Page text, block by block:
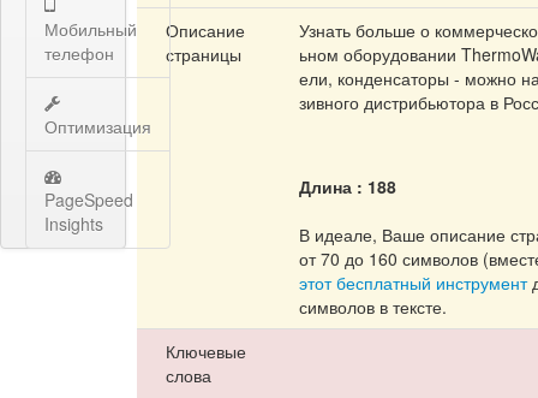
Мобильный
телефон
Оптимизация
PageSpeed
Insights
Описание
страницы
Узнать больше о
ьном оборудовании
ели, конденсаторы - можно
зивного дистрибьютора в
Длина : 188
В идеале, Ваше описание
от 70 до 160 символов
этот бесплатный инструмент
символов в тексте.
Ключевые
слова